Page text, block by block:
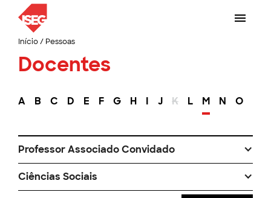
Início/ Pessoas
Docentes
A B C D E F G H I J K L M N O
Professor Associado Convidado
Ciências Sociais